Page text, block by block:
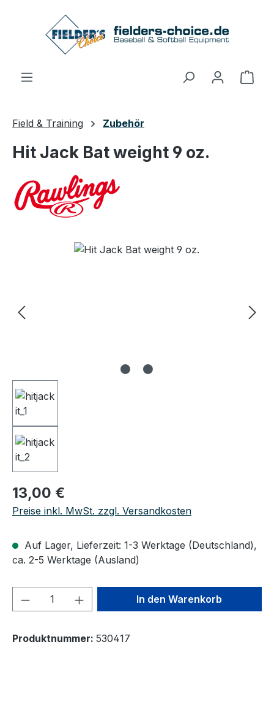
Zum Hauptinhalt springen
Field & Training Zubehör
Hit Jack Bat weight 9 oz.
Bildergalerie überspringen
Regulärer Preis:
13,00 €
Preise inkl. MwSt. zzgl. Versandkosten
Auf Lager, Lieferzeit: 1-3 Werktage (Deutschland),
ca. 2-5 Werktage (Ausland)
Produkt Anzahl: Gib denIn den Warenkorb
Produktnummer: 530417